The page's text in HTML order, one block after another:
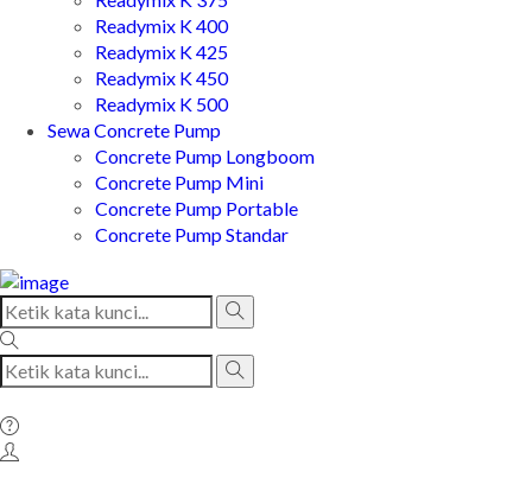
Readymix K 400
Readymix K 425
Readymix K 450
Readymix K 500
Sewa Concrete Pump
Concrete Pump Longboom
Concrete Pump Mini
Concrete Pump Portable
Concrete Pump Standar